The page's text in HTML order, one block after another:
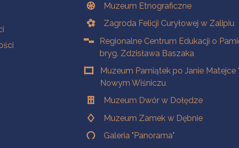
Muzeum Etnograficzne
Zagroda Felicji Curyłowej w Zalipiu
Regionalne Centrum Edukacji o
bryg. Zdzisława Baszaka
Muzeum Pamiątek po Janie Matejce
Nowym Wiśniczu
Muzeum Dwór w Dołędze
Muzeum Zamek w Dębnie
Galeria "Panorama"